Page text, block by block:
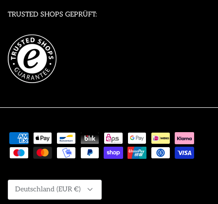
TRUSTED SHOPS GEPRÜFT:
Währung
Deutschland (EUR €)